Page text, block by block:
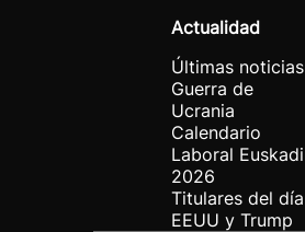
Actualidad
Últimas noticias
Guerra de
Ucrania
Calendario
Laboral Euskadi
2026
Titulares del día
EEUU y Trump